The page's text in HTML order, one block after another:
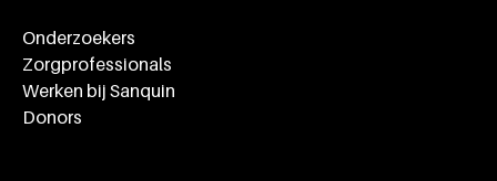
Onderzoekers
Zorgprofessionals
Werken bij Sanquin
Donors